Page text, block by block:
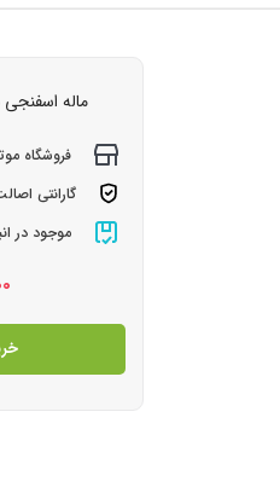
ماله اسفنجی مدل 1875
فروشگاه
گارانتی
موجود در